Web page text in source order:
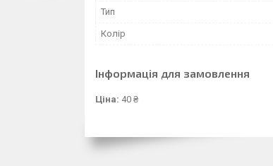
Тип
Колір
Інформація для замовлення
Ціна: 40 ₴